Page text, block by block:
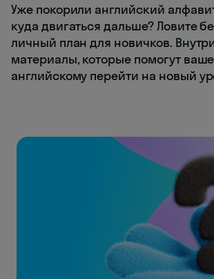
Уже покорили английский
куда двигаться дальше? Ловите
личный план для новичков.
материалы, которые помогут
английскому перейти на новый